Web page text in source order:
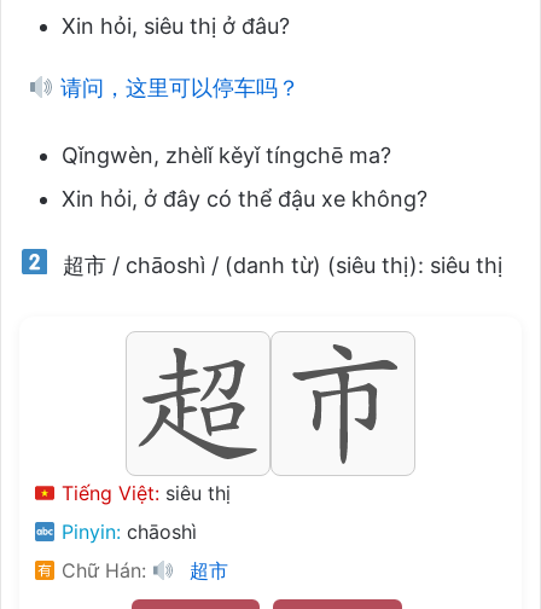
Xin hỏi, siêu thị ở đâu?
请问，这里可以停车吗？
Qǐngwèn, zhèlǐ kěyǐ tíngchē ma?
Xin hỏi, ở đây có thể đậu xe không?
超市 / chāoshì / (danh từ) (siêu thị): siêu thị
Tiếng Việt: siêu thị
Pinyin: chāoshì
Chữ Hán:
超市